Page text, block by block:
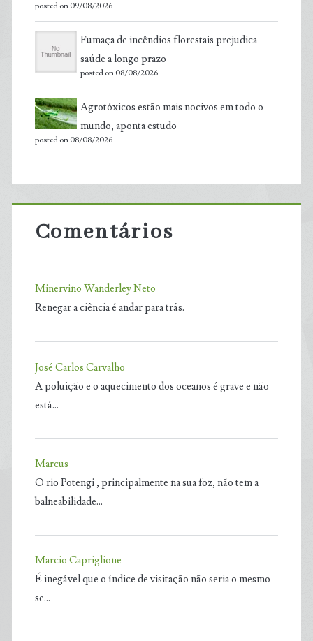
posted on 09/08/2026
Fumaça de incêndios florestais prejudica
saúde a longo prazo
posted on 08/08/2026
Agrotóxicos estão mais nocivos em todo o
mundo, aponta estudo
posted on 08/08/2026
Comentários
Minervino Wanderley Neto
Renegar a ciência é andar para trás.
José Carlos Carvalho
A poluição e o aquecimento dos oceanos é grave e não
está…
Marcus
O rio Potengi , principalmente na sua foz, não tem a
balneabilidade…
Marcio Capriglione
É inegável que o índice de visitação não seria o mesmo
se…